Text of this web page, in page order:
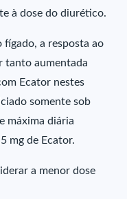
à dose do diurético.
fígado, a resposta ao
tanto aumentada
Ecator nestes
somente sob
máxima diária
mg de Ecator.
a menor dose